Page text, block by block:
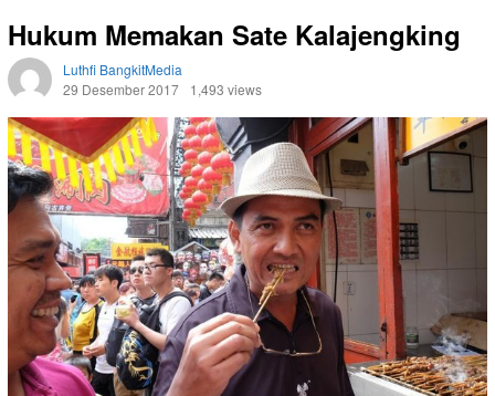
Hukum Memakan Sate Kalajengking
Luthfi BangkitMedia
29 Desember 2017
1,493 views